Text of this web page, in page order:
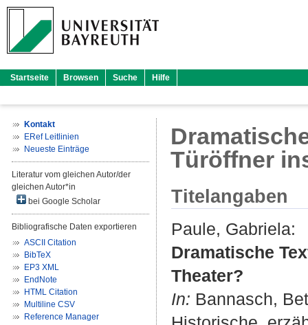
Startseite Browsen Suche Hilfe
Kontakt
ERef Leitlinien
Neueste Einträge
Literatur vom gleichen Autor/der
gleichen Autor*in
bei Google Scholar
Bibliografische Daten exportieren
ASCII Citation
BibTeX
EP3 XML
EndNote
HTML Citation
Multiline CSV
Reference Manager
Türöffner
Titelangaben
Paule, Gabriela:
Dramatische
Theater?
In: Bannasch,